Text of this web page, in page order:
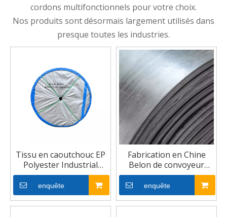
cordons multifonctionnels pour votre choix.
Nos produits sont désormais largement utilisés dans
presque toutes les industries.
Tissu en caoutchouc EP
Polyester Industrial
Convoyeur
enquête
Fabrication en Chine
Belon de convoyeur
résistant aux produits
chimiques EP
enquête